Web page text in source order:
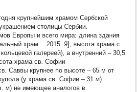
крупнейшим храмом Сербской
столицы Сербии.
Европы и всего мира: длина здания
храм… 2015: 9], высота храма с
галереей), а внутренний – 30,5
храма cв. Софии
Саввы крупнее по высоте – 65 м от
(у храма св. Софии – 31 м).
м) не имеющее аналогов в